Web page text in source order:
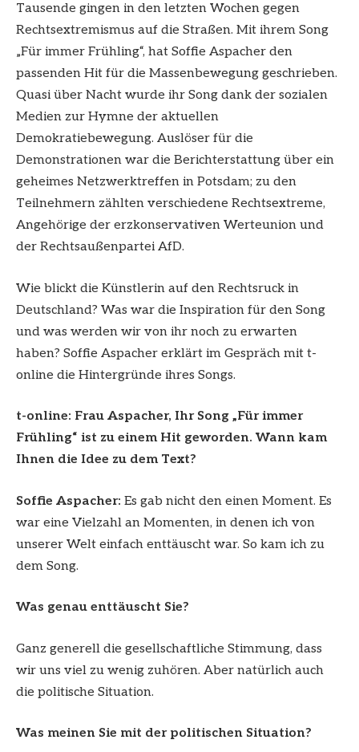
Tausende gingen in den letzten Wochen gegen
Rechtsextremismus auf die Straßen. Mit ihrem Song
„Für immer Frühling“, hat Soffie Aspacher den
passenden Hit für die Massenbewegung geschrieben.
Quasi über Nacht wurde ihr Song dank der sozialen
Medien zur Hymne der aktuellen
Demokratiebewegung. Auslöser für die
Demonstrationen war die Berichterstattung über ein
geheimes Netzwerktreffen in Potsdam; zu den
Teilnehmern zählten verschiedene Rechtsextreme,
Angehörige der erzkonservativen Werteunion und
der Rechtsaußenpartei AfD.
Wie blickt die Künstlerin auf den Rechtsruck in
Deutschland? Was war die Inspiration für den Song
und was werden wir von ihr noch zu erwarten
haben? Soffie Aspacher erklärt im Gespräch mit t-
online die Hintergründe ihres Songs.
t-online: Frau Aspacher, Ihr Song „Für immer
Frühling“ ist zu einem Hit geworden. Wann kam
Ihnen die Idee zu dem Text?
Soffie Aspacher: Es gab nicht den einen Moment. Es
war eine Vielzahl an Momenten, in denen ich von
unserer Welt einfach enttäuscht war. So kam ich zu
dem Song.
Was genau enttäuscht Sie?
Ganz generell die gesellschaftliche Stimmung, dass
wir uns viel zu wenig zuhören. Aber natürlich auch
die politische Situation.
Was meinen Sie mit der politischen Situation?